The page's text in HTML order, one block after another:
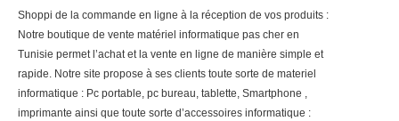
Shoppi de la commande en ligne à la réception de vos produits :
Notre boutique de vente matériel informatique pas cher en
Tunisie permet l’achat et la vente en ligne de manière simple et
rapide. Notre site propose à ses clients toute sorte de materiel
informatique : Pc portable, pc bureau, tablette, Smartphone ,
imprimante ainsi que toute sorte d’accessoires informatique :